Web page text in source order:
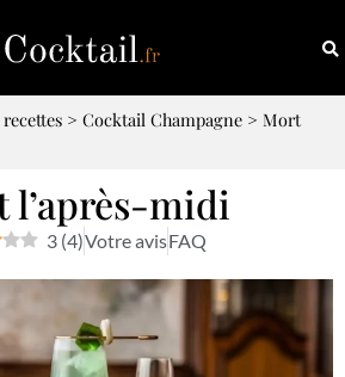
> Cocktail Champagne > Mort
l’après-midi
3 (4)Votre avisFAQ